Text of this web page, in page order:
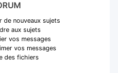
de nouveaux sujets
aux sujets
vos messages
vos messages
des fichiers